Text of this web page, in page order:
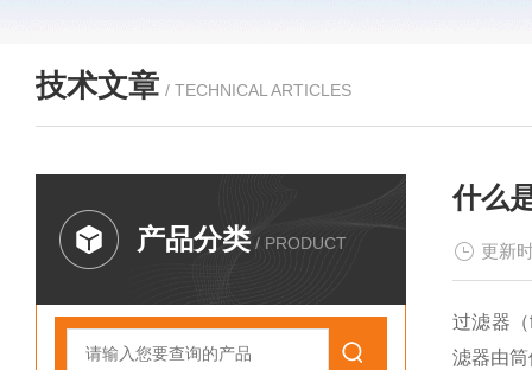
技术文章 / TECHNICAL ARTICLES
产品分类 / PRODUCT
什么
更新
过滤器
滤器由